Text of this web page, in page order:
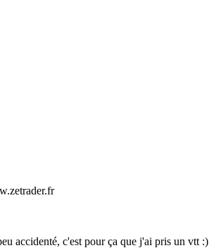
accidenté, c'est pour ça que j'ai pris un vtt :)